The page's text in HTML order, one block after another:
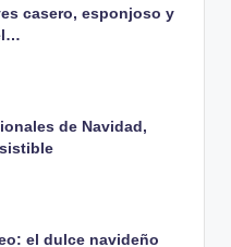
casero, esponjoso y
de Navidad,
el dulce navideño